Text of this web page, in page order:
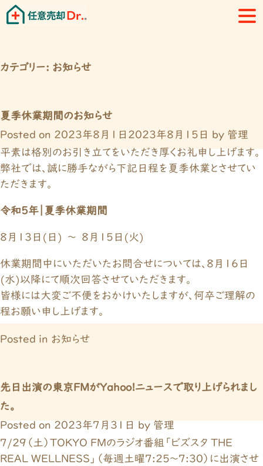
カテゴリー: お知らせ
夏季休業期間のお知らせ
Posted on 2023年8月1日 2023年8月15日 by 管理
平素は格別のお引き立てをいただき厚くお礼申し上げます。
弊社では、誠に勝手ながら下記日程を夏季休業とさせてい
ただきます。
令和５年｜夏季休業期間
８月１３日(日) ～ ８月１５日(火)
休業期間中にいただいたお問合せについては、８月１６日
(水)以降にて順次回答させていただきます。
皆様には大変ご不便をおかけいたしますが、何卒ご理解の
程お願い申し上げます。
Posted in お知らせ
先日出演の東京FMがYahoo!ニュースで取り上げられまし
た。
Posted on 2023年7月31日 by 管理
7/29（土）TOKYO FMのラジオ番組「ビズスタ THE
REAL WELLNESS」（毎週土曜7:25～7:30）に出演させ